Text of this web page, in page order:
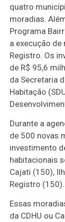
quatro
moradias.
Programa
a execução
Registro. Os
de R$ 95,6
da Secretaria
Habitação
Durante a
de 500 novas
investimento
habitacionais
Cajati (150),
Registro (150).
Essas
da CDHU ou